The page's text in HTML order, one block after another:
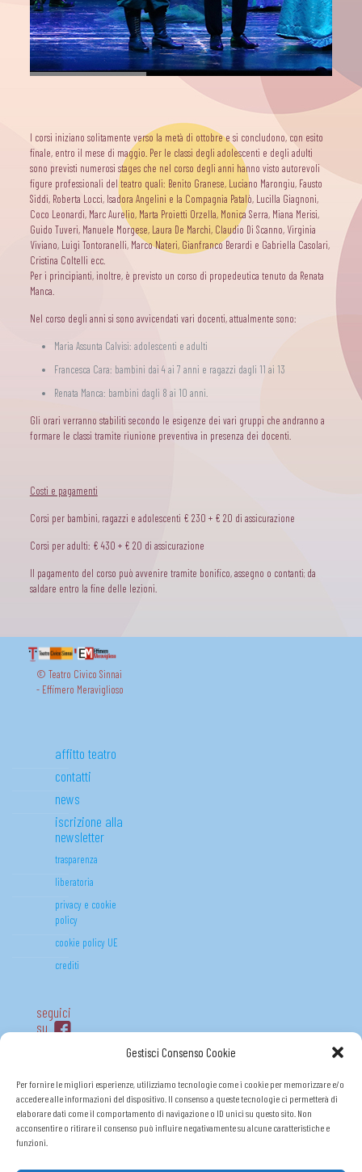
Gestisci Consenso Cookie
Per fornire le migliori esperienze, utilizziamo tecnologie come i cookie per memorizzare e/o
accedere alle informazioni del dispositivo. Il consenso a queste tecnologie ci permetterà di
elaborare dati come il comportamento di navigazione o ID unici su questo sito. Non
acconsentire o ritirare il consenso può influire negativamente su alcune caratteristiche e
funzioni.
I corsi iniziano solitamente verso la metà di ottobre e si concludono, con esito
finale, entro il mese di maggio. Per le classi degli adolescenti e degli adulti
sono previsti numerosi stages che nel corso degli anni hanno visto autorevoli
figure professionali del teatro quali: Benito Granese, Luciano Marongiu, Fausto
Siddi, Roberta Locci, Isadora Angelini e la Compagnia Patalò, Lucilla Giagnoni,
Coco Leonardi, Marc Aurelio, Marta Proietti Orzella, Monica Serra, Miana Merisi,
Guido Tuveri, Manuele Morgese, Laura De Marchi, Claudio Di Scanno, Virginia
Viviano, Luigi Tontoranelli, Marco Nateri, Gianfranco Berardi e Gabriella Casolari,
Cristina Coltelli ecc.
Per i principianti, inoltre, è previsto un corso di propedeutica tenuto da Renata
Manca.
Nel corso degli anni si sono avvicendati vari docenti, attualmente sono:
Maria Assunta Calvisi: adolescenti e adulti
Francesca Cara: bambini dai 4 ai 7 anni e ragazzi dagli 11 ai 13
Renata Manca: bambini dagli 8 ai 10 anni.
Gli orari verranno stabiliti secondo le esigenze dei vari gruppi che andranno a
formare le classi tramite riunione preventiva in presenza dei docenti.
Costi e pagamenti
Corsi per bambini, ragazzi e adolescenti € 230 + € 20 di assicurazione
Corsi per adulti: € 430 + € 20 di assicurazione
Il pagamento del corso può avvenire tramite bonifico, assegno o contanti; da
saldare entro la fine delle lezioni.
© Teatro Civico Sinnai
- Effimero Meraviglioso
affitto teatro
contatti
news
iscrizione alla
newsletter
trasparenza
liberatoria
privacy e cookie
policy
cookie policy UE
crediti
seguici
su